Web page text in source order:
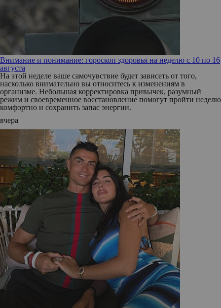
Внимание и понимание: гороскоп здоровья на неделю с 10 по 16
августа
На этой неделе ваше самочувствие будет зависеть от того,
насколько внимательно вы относитесь к изменениям в
организме. Небольшая корректировка привычек, разумный
режим и своевременное восстановление помогут пройти неделю
комфортно и сохранить запас энергии.
вчера